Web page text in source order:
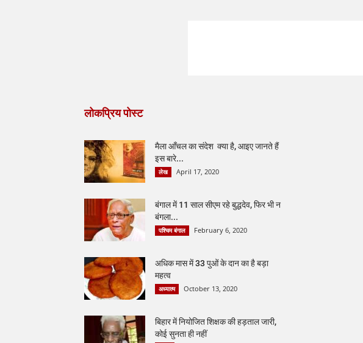
लोकप्रिय पोस्ट
मैला आँचल का संदेश क्या है, आइए जानते हैं
इस बारे...
लेख April 17, 2020
बंगाल में 11 साल सीएम रहे बुद्धदेव, फिर भी न
बंगला...
पश्चिम बंगाल February 6, 2020
अधिक मास में 33 पुओं के दान का है बड़ा
महत्व
अध्यात्म October 13, 2020
बिहार में नियोजित शिक्षक की हड़ताल जारी,
कोई सुनता ही नहीं